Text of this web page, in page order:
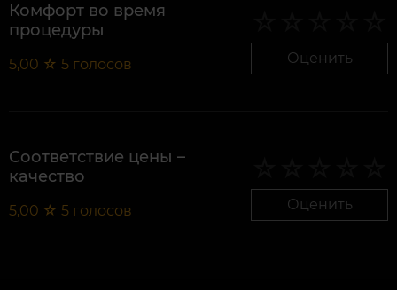
Комфорт во время
процедуры
5,00 ☆ 5 голосов Оценить
Соответствие цены –
качество
5,00 ☆ 5 голосов Оценить